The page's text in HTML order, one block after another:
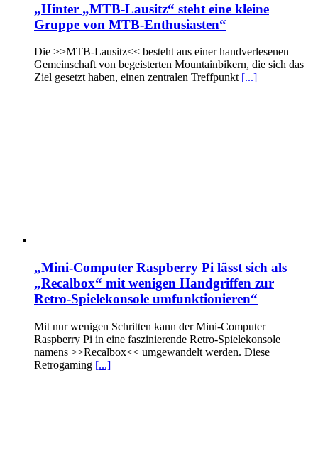
„Hinter „MTB-Lausitz“ steht eine kleine
Gruppe von MTB-Enthusiasten“
Die >>MTB-Lausitz<< besteht aus einer handverlesenen
Gemeinschaft von begeisterten Mountainbikern, die sich das
Ziel gesetzt haben, einen zentralen Treffpunkt [...]
„Mini-Computer Raspberry Pi lässt sich als
„Recalbox“ mit wenigen Handgriffen zur
Retro-Spielekonsole umfunktionieren“
Mit nur wenigen Schritten kann der Mini-Computer
Raspberry Pi in eine faszinierende Retro-Spielekonsole
namens >>Recalbox<< umgewandelt werden. Diese
Retrogaming [...]